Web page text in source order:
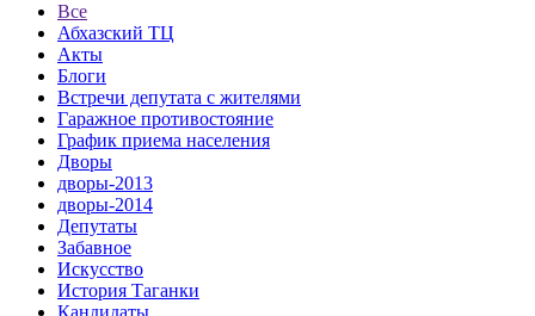
Все
Абхазский ТЦ
Акты
Блоги
Встречи депутата с жителями
Гаражное противостояние
График приема населения
Дворы
дворы-2013
дворы-2014
Депутаты
Забавное
Искусство
История Таганки
Кандидаты